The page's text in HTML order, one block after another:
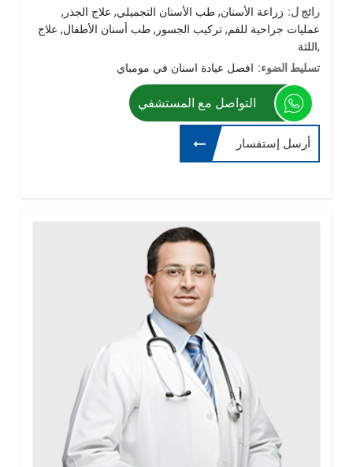
رائج ل: زراعة الأسنان, طب الأسنان التجميلي, علاج الجذر,
عمليات جراحية للفم, تركيب الجسور, طب أسنان الأطفال, علاج
اللثة,
تسليط الضوء: افصل عيادة اسنان في مومباي
التواصل مع المستشفي
أرسل إستفسار